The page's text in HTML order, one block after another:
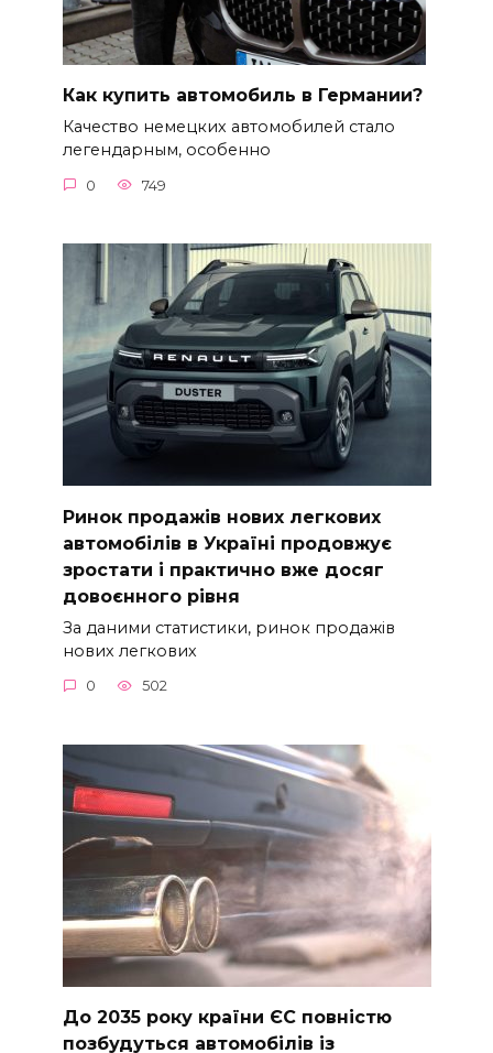
Как купить автомобиль в Германии?
Качество немецких автомобилей стало
легендарным, особенно
0 749
Ринок продажів нових легкових
автомобілів в Україні продовжує
зростати і практично вже досяг
довоєнного рівня
За даними статистики, ринок продажів
нових легкових
0 502
До 2035 року країни ЄС повністю
позбудуться автомобілів із